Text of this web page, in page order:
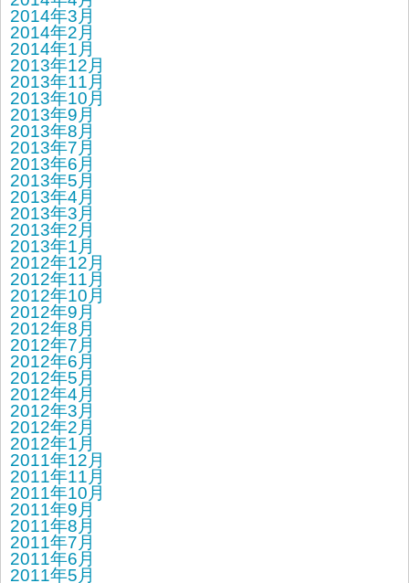
2014年3月
2014年2月
2014年1月
2013年12月
2013年11月
2013年10月
2013年9月
2013年8月
2013年7月
2013年6月
2013年5月
2013年4月
2013年3月
2013年2月
2013年1月
2012年12月
2012年11月
2012年10月
2012年9月
2012年8月
2012年7月
2012年6月
2012年5月
2012年4月
2012年3月
2012年2月
2012年1月
2011年12月
2011年11月
2011年10月
2011年9月
2011年8月
2011年7月
2011年6月
2011年5月